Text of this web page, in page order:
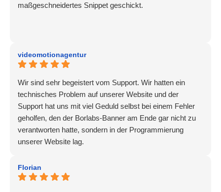
maßgeschneidertes Snippet geschickt.
videomotionagentur
Wir sind sehr begeistert vom Support. Wir hatten ein
technisches Problem auf unserer Website und der
Support hat uns mit viel Geduld selbst bei einem Fehler
geholfen, den der Borlabs-Banner am Ende gar nicht zu
verantworten hatte, sondern in der Programmierung
unserer Website lag.
Florian